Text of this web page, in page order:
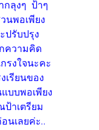
กลุงๆ ป้าๆ
นพอเพียง
ปรับปรุง
ความคิด
รงใจนะคะ
เรียนของ
บบพอเพียง
าเตรียม
นเลยค่ะ..